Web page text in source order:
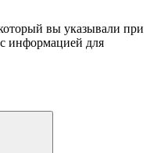
вы указывали при
информацией для